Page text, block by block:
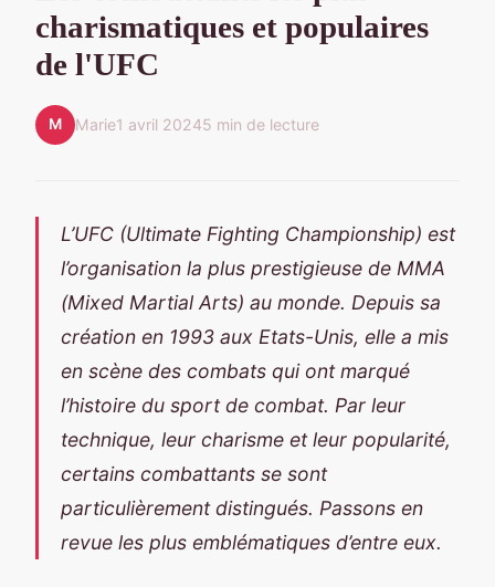
charismatiques et populaires
de l'UFC
M Marie1 avril 20245 min de lecture
L’UFC (Ultimate Fighting Championship) est
l’organisation la plus prestigieuse de MMA
(Mixed Martial Arts) au monde. Depuis sa
création en 1993 aux Etats-Unis, elle a mis
en scène des combats qui ont marqué
l’histoire du sport de combat. Par leur
technique, leur charisme et leur popularité,
certains combattants se sont
particulièrement distingués. Passons en
revue les plus emblématiques d’entre eux.